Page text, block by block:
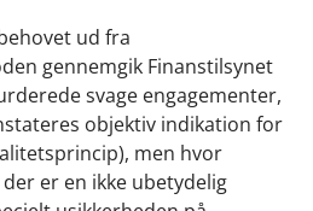
ud fra
gennemgik Finanstilsynet
svage engagementer,
objektiv indikation for
men hvor
er en ikke ubetydelig